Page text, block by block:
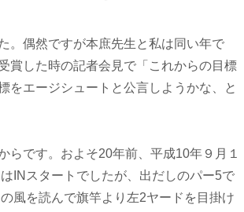
。偶然ですが本庶先生と私は同い年で
賞した時の記者会見で「これからの目標
をエージシュートと公言しようかな、と
です。およそ20年前、平成10年９月１
INスタートでしたが、出だしのパー5で
風を読んで旗竿より左2ヤードを目掛け